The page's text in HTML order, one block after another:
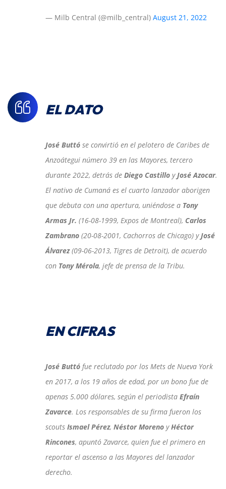
— Milb Central (@milb_central) August 21, 2022
EL DATO
José Buttó se convirtió en el pelotero de Caribes de
Anzoátegui número 39 en las Mayores, tercero
durante 2022, detrás de Diego Castillo y José Azocar.
El nativo de Cumaná es el cuarto lanzador aborigen
que debuta con una apertura, uniéndose a Tony
Armas Jr. (16-08-1999, Expos de Montreal), Carlos
Zambrano (20-08-2001, Cachorros de Chicago) y José
Álvarez(09-06-2013, Tigres de Detroit), de acuerdo
con Tony Mérola, jefe de prensa de la Tribu.
EN CIFRAS
José Buttó fue reclutado por los Mets de Nueva York
en 2017, a los 19 años de edad, por un bono fue de
apenas 5.000 dólares, según el periodista Efraín
Zavarce. Los responsables de su firma fueron los
scouts Ismael Pérez, Néstor Moreno yHéctor
Rincones, apuntó Zavarce, quien fue el primero en
reportar el ascenso a las Mayores del lanzador
derecho.